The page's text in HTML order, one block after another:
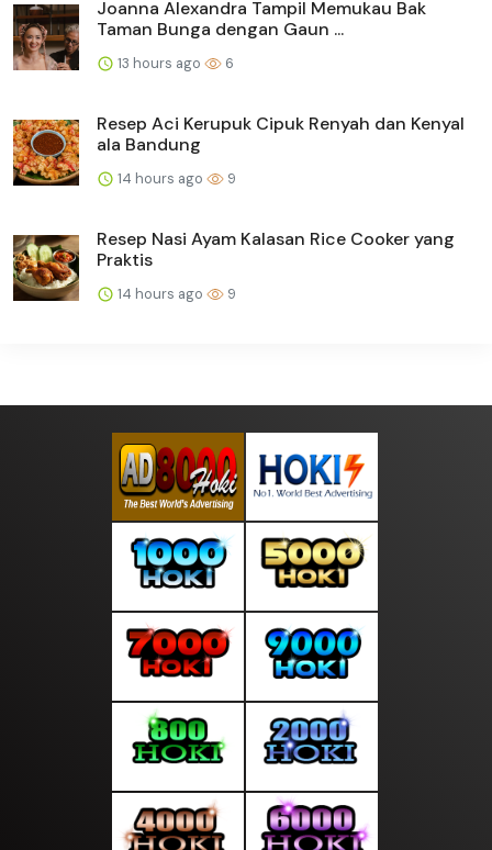
Joanna Alexandra Tampil Memukau Bak
Taman Bunga dengan Gaun ...
13 hours ago 6
Resep Aci Kerupuk Cipuk Renyah dan Kenyal
ala Bandung
14 hours ago 9
Resep Nasi Ayam Kalasan Rice Cooker yang
Praktis
14 hours ago 9